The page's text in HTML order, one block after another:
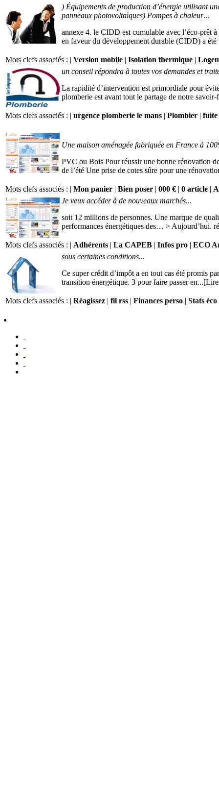
) Équipements de production d’énergie utilisant
panneaux photovoltaïques) Pompes à chaleur...
annexe 4. le CIDD est cumulable avec l’éco-prêt
en faveur du développement durable (CIDD) a
Mots clefs associés : | Version mobile | Isolation thermique |
un conseil répondra à toutes vos demandes et
La rapidité d’intervention est primordiale pour
plomberie est avant tout le partage de notre
Mots clefs associés : | urgence plomberie le mans | Plombier | fuite
Une maison aménagée fabriquée en France à
PVC ou Bois Pour réussir une bonne rénovation
de l’été Une prise de cotes sûre pour une
Mots clefs associés : | Mon panier | Bien poser | 000 € | 0 article |
Je veux accéder à de nouveaux marchés...
soit 12 millions de personnes. Une marque de
performances énergétiques des… > Aujourd’hui.
Mots clefs associés : | Adhérents | La CAPEB | Infos pro | ECO
sous certaines conditions...
Ce super crédit d’impôt a en tout cas été promis
transition énergétique. 3 pour faire passer
Mots clefs associés : | Réagissez | fil rss | Finances perso | Stats éco